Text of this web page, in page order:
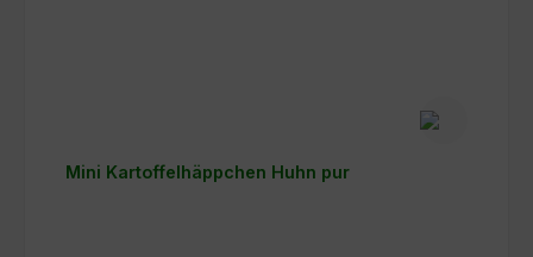
Mini Kartoffelhäppchen Huhn pur